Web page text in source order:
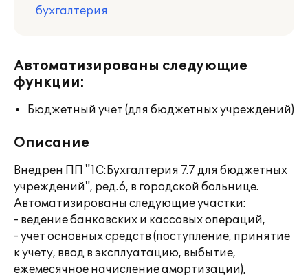
бухгалтерия
Автоматизированы следующие
функции:
Бюджетный учет (для бюджетных учреждений)
Описание
Внедрен ПП "1С:Бухгалтерия 7.7 для бюджетных
учреждений", ред.6, в городской больнице.
Автоматизированы следующие участки:
- ведение банковских и кассовых операций,
- учет основных средств (поступление, принятие
к учету, ввод в эксплуатацию, выбытие,
ежемесячное начисление амортизации),